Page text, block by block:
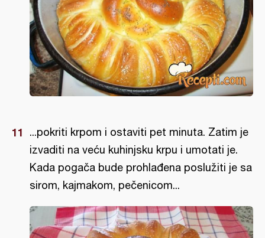
...pokriti krpom i ostaviti pet minuta. Zatim je
izvaditi na veću kuhinjsku krpu i umotati je.
Kada pogača bude prohlađena poslužiti je sa
sirom, kajmakom, pečenicom...